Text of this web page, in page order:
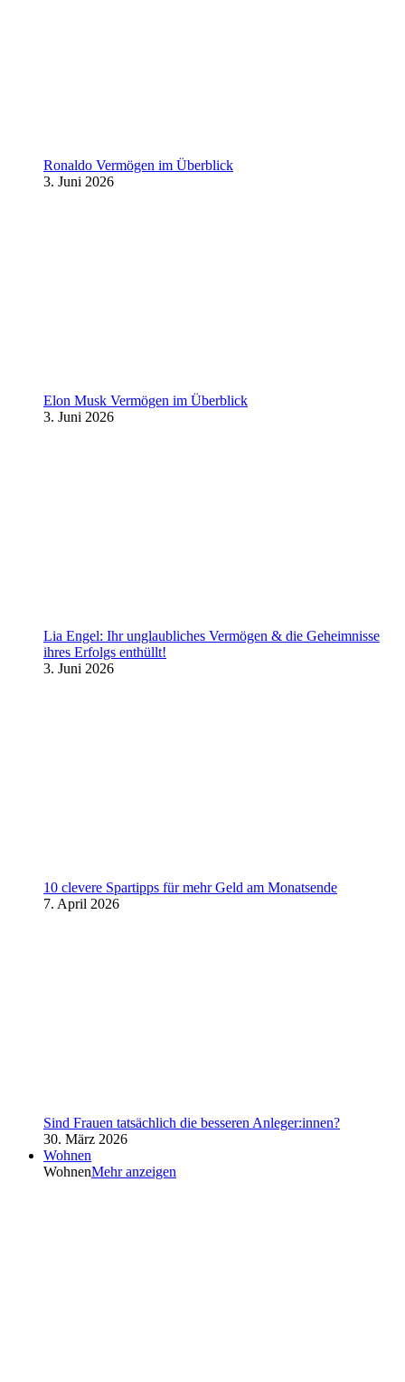
Ronaldo Vermögen im Überblick
3. Juni 2026
Elon Musk Vermögen im Überblick
3. Juni 2026
Lia Engel: Ihr unglaubliches Vermögen & die Geheimnisse
ihres Erfolgs enthüllt!
3. Juni 2026
10 clevere Spartipps für mehr Geld am Monatsende
7. April 2026
Sind Frauen tatsächlich die besseren Anleger:innen?
30. März 2026
Wohnen
WohnenMehr anzeigen